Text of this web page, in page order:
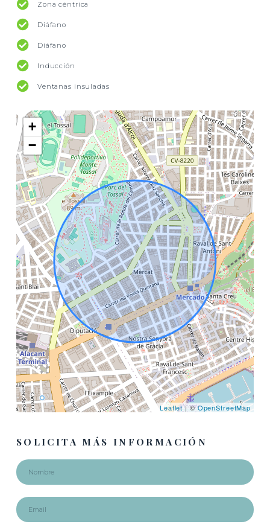
Zona céntrica
Diáfano
Diáfano
Inducción
Ventanas insuladas
+
−
Leaflet| ©OpenStreetMap
SOLICITA MÁS INFORMACIÓN